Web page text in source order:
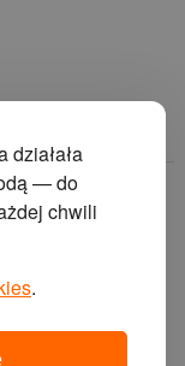
działała
— do
chwili
.